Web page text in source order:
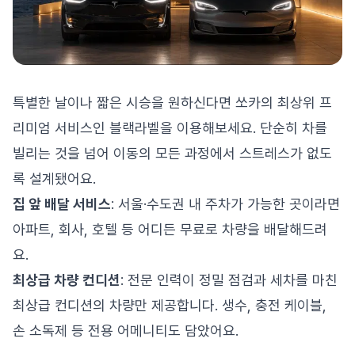
특별한 날이나 짧은 시승을 원하신다면 쏘카의 최상위 프
리미엄 서비스인 블랙라벨을 이용해보세요. 단순히 차를
빌리는 것을 넘어 이동의 모든 과정에서 스트레스가 없도
록 설계됐어요.
집 앞 배달 서비스: 서울·수도권 내 주차가 가능한 곳이라면
아파트, 회사, 호텔 등 어디든 무료로 차량을 배달해드려
요.
최상급 차량 컨디션: 전문 인력이 정밀 점검과 세차를 마친
최상급 컨디션의 차량만 제공합니다. 생수, 충전 케이블,
손 소독제 등 전용 어메니티도 담았어요.